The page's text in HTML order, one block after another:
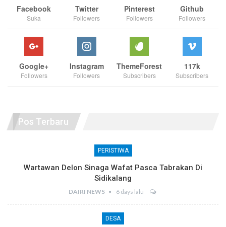
Facebook
Suka
Twitter
Followers
Pinterest
Followers
Github
Followers
Google+
Followers
Instagram
Followers
ThemeForest
Subscribers
117k
Subscribers
Pos Terbaru
PERISTIWA
Wartawan Delon Sinaga Wafat Pasca Tabrakan Di
Sidikalang
DAIRI NEWS 6 days lalu
DESA